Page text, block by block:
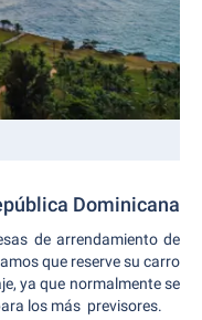
Dominicana
de arrendamiento de
que reserve su carro
ya que normalmente se
los más previsores.